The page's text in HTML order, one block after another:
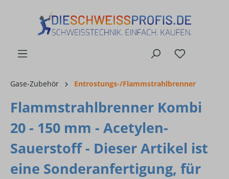
Gase-Zubehör Entrostungs-/Flammstrahlbrenner
Flammstrahlbrenner Kombi
20 - 150 mm - Acetylen-
Sauerstoff - Dieser Artikel ist
eine Sonderanfertigung, für